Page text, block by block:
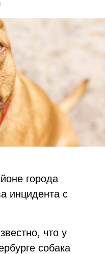
города
инцидента с
что у
собака